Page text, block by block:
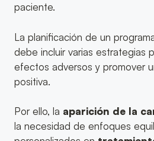
paciente.
La planificación de un
debe incluir varias estrategias
efectos adversos y promover
positiva.
Por ello, la aparición de la
la necesidad de enfoques